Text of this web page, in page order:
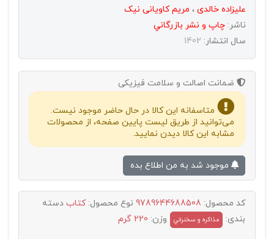
علیزاده خالدی ، مریم کاویانی نیک
ناشر: چاپ و نشر بازرگاني
سال انتشار: 1402
ضمانت اصالت و سلامت فیزیکی
متاسفانه این کالا در حال حاضر موجود نیست.
می‌توانید از طریق لیست پایین صفحه، از محصولات
مشابه این کالا دیدن نمایید.
کد محصول: 9789644688508 نوع محصول:کتاب دسته
بندی:
مذاکره و سخنراني وزن: 220 گرم